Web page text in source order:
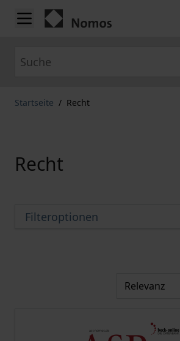
Zum Inhalt springen
Startseite / Recht
Recht
Filteroptionen